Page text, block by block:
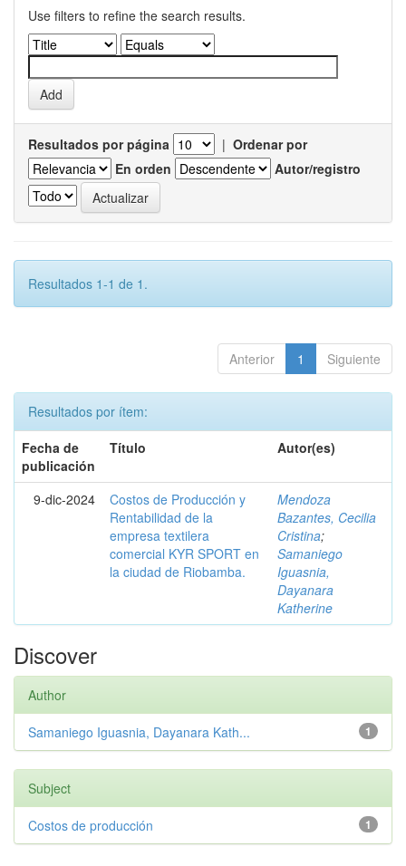
Use filters to refine the search results.
Resultados por página | Ordenar por
En orden
Autor/registro
Resultados 1-1 de 1.
Anterior 1 Siguiente
Resultados por ítem:
Fecha de
publicación
Título Autor(es)
9-dic-2024
Costos de Producción y
Rentabilidad de la
empresa textilera
comercial KYR SPORT en
la ciudad de Riobamba.
Mendoza
Bazantes, Cecilia
Cristina;
Samaniego
Iguasnia,
Dayanara
Katherine
Discover
Author
1
Samaniego Iguasnia, Dayanara Kath...
Subject
1
Costos de producción